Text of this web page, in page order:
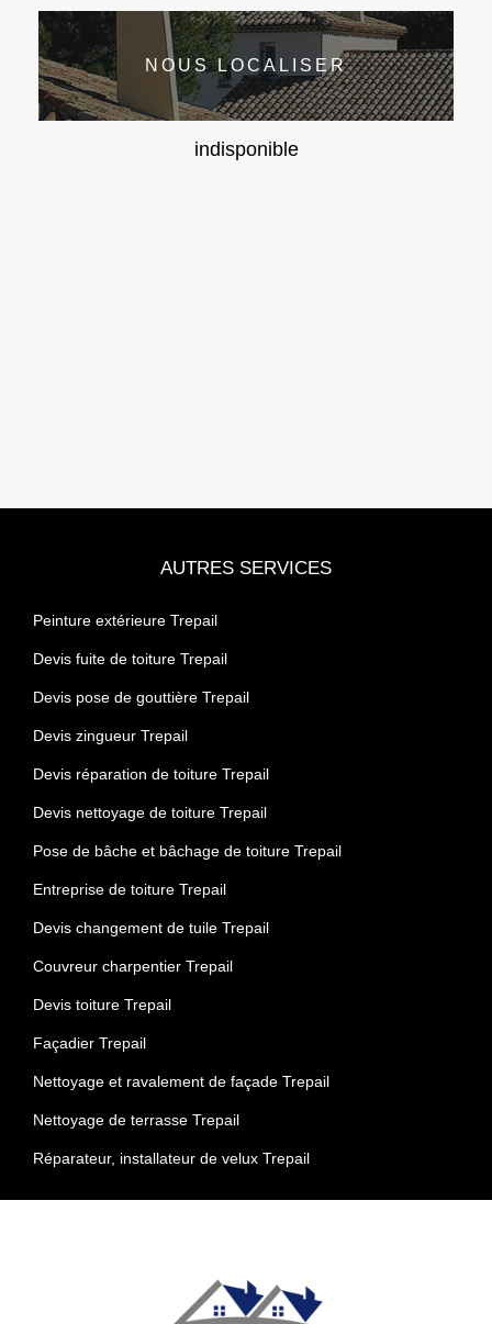
NOUS LOCALISER
indisponible
AUTRES SERVICES
Peinture extérieure Trepail
Devis fuite de toiture Trepail
Devis pose de gouttière Trepail
Devis zingueur Trepail
Devis réparation de toiture Trepail
Devis nettoyage de toiture Trepail
Pose de bâche et bâchage de toiture Trepail
Entreprise de toiture Trepail
Devis changement de tuile Trepail
Couvreur charpentier Trepail
Devis toiture Trepail
Façadier Trepail
Nettoyage et ravalement de façade Trepail
Nettoyage de terrasse Trepail
Réparateur, installateur de velux Trepail